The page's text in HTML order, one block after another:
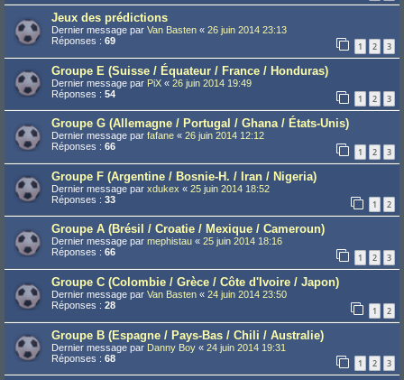
Jeux des prédictions
Dernier message par Van Basten « 26 juin 2014 23:13
Réponses : 69 1 2 3
Groupe E (Suisse / Équateur / France / Honduras)
Dernier message par PiX « 26 juin 2014 19:49
Réponses : 54 1 2 3
Groupe G (Allemagne / Portugal / Ghana / États-Unis)
Dernier message par fafane « 26 juin 2014 12:12
Réponses : 66 1 2 3
Groupe F (Argentine / Bosnie-H. / Iran / Nigeria)
Dernier message par xdukex « 25 juin 2014 18:52
Réponses : 33 1 2
Groupe A (Brésil / Croatie / Mexique / Cameroun)
Dernier message par mephistau « 25 juin 2014 18:16
Réponses : 66 1 2 3
Groupe C (Colombie / Grèce / Côte d'Ivoire / Japon)
Dernier message par Van Basten « 24 juin 2014 23:50
Réponses : 28 1 2
Groupe B (Espagne / Pays-Bas / Chili / Australie)
Dernier message par Danny Boy « 24 juin 2014 19:31
Réponses : 68 1 2 3